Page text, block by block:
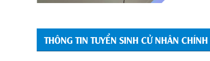
THÔNG TIN TUYỂN SINH CỬ NHÂN